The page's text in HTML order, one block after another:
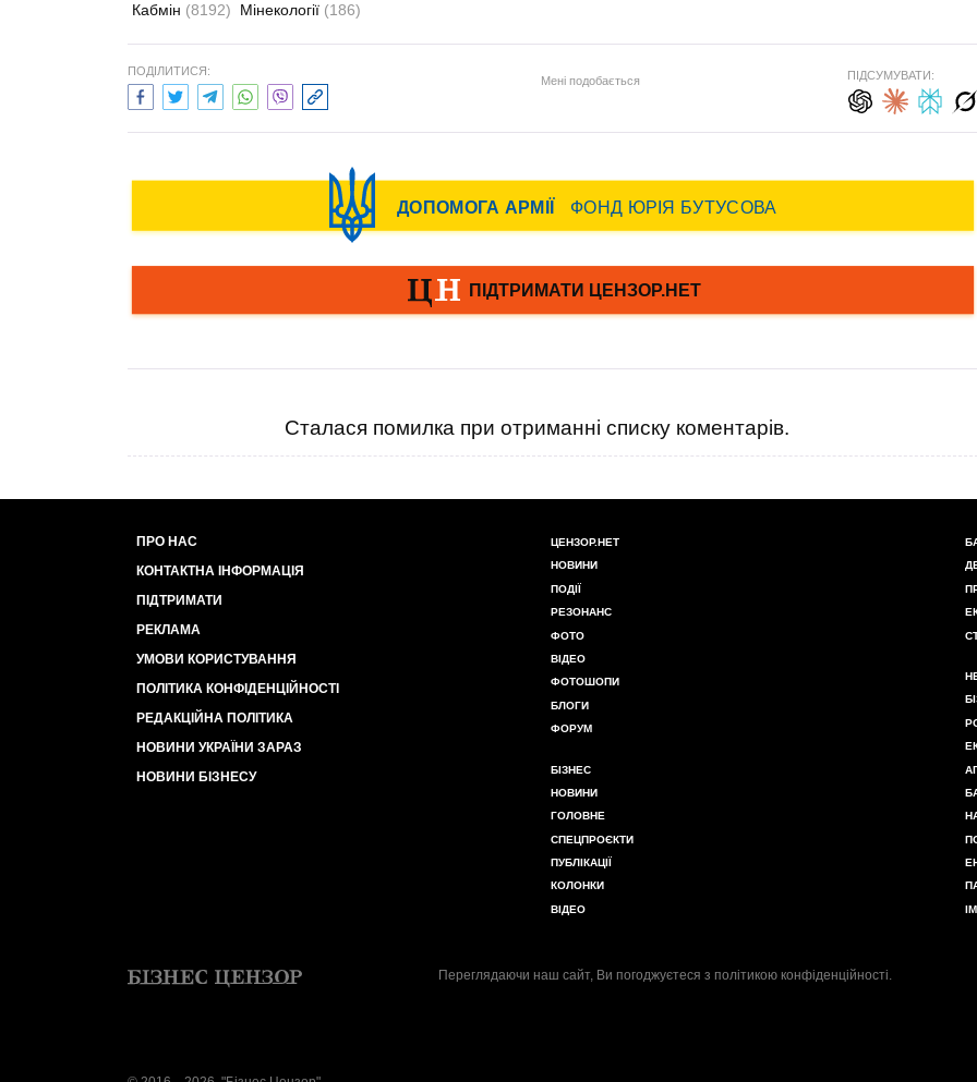
Кабмін (8192) Мінекології (186)
ПОДІЛИТИСЯ:
Мені подобається ПІДСУМУВАТИ:
Сталася помилка при отриманні списку коментарів.
ПРО НАС
КОНТАКТНА ІНФОРМАЦІЯ
ПІДТРИМАТИ
РЕКЛАМА
УМОВИ КОРИСТУВАННЯ
ПОЛІТИКА КОНФІДЕНЦІЙНОСТІ
РЕДАКЦІЙНА ПОЛІТИКА
НОВИНИ УКРАЇНИ ЗАРАЗ
НОВИНИ БІЗНЕСУ
ЦЕНЗОР.НЕТ
НОВИНИ
ПОДІЇ
РЕЗОНАНС
ФОТО
ВІДЕО
ФОТОШОПИ
БЛОГИ
ФОРУМ
БІЗНЕС
НОВИНИ
ГОЛОВНЕ
СПЕЦПРОЄКТИ
ПУБЛІКАЦІЇ
КОЛОНКИ
ВІДЕО
Переглядаючи наш сайт, Ви погоджуєтеся з політикою конфіденційності.